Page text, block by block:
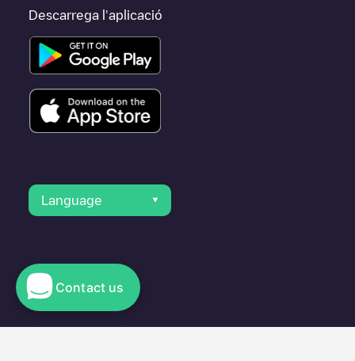
Descarrega l'aplicació
Language
© 2023 Electromaps
Contact us